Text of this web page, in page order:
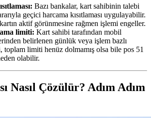
Bazı bankalar, kart sahibinin talebi
geçici harcama kısıtlaması uygulayabilir.
aktif görünmesine rağmen işlemi engeller.
limiti: Kart sahibi tarafından mobil
belirlenen günlük veya işlem bazlı
toplam limiti henüz dolmamış olsa bile pos 51
olabilir.
Nasıl Çözülür? Adım Adım